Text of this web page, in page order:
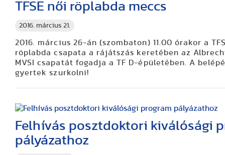
2016. március 21.
TFSE női röplabda meccs
2016. március 26-án (szombaton) 11.00 órakor a
röplabda csapata a rájátszás keretében az
MVSI csapatát fogadja a TF D-épületében. A
gyertek szurkolni!
Felhívás posztdoktori kiválósági
pályázathoz